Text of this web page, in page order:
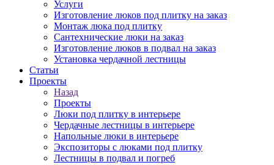
Услуги
Изготовление люков под плитку на заказ
Монтаж люка под плитку
Сантехнические люки на заказ
Изготовление люков в подвал на заказ
Установка чердачной лестницы
Статьи
Проекты
Назад
Проекты
Люки под плитку в интерьере
Чердачные лестницы в интерьере
Напольные люки в интерьере
Экспозиторы с люками под плитку
Лестницы в подвал и погреб